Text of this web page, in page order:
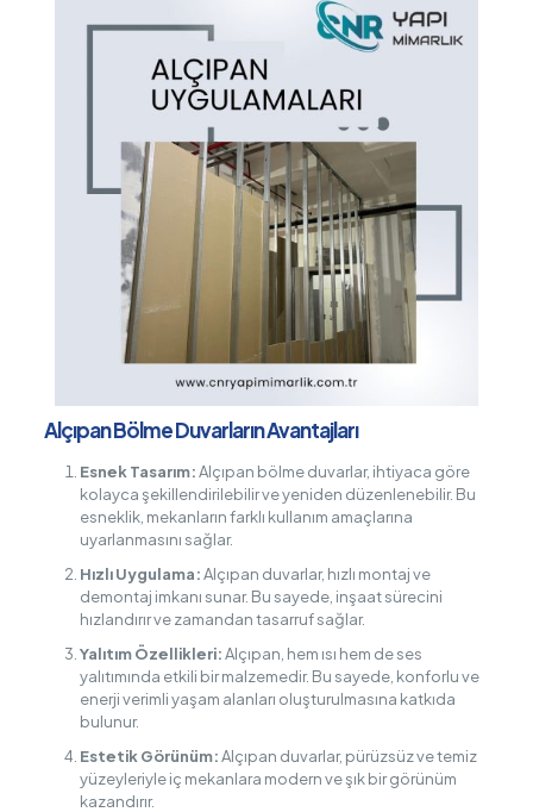
Alçıpan Bölme Duvarların Avantajları
Esnek Tasarım:Alçıpan bölme duvarlar, ihtiyaca göre
kolayca şekillendirilebilir ve yeniden düzenlenebilir. Bu
esneklik, mekanların farklı kullanım amaçlarına
uyarlanmasını sağlar.
Hızlı Uygulama:Alçıpan duvarlar, hızlı montaj ve
demontaj imkanı sunar. Bu sayede, inşaat sürecini
hızlandırır ve zamandan tasarruf sağlar.
Yalıtım Özellikleri:Alçıpan, hem ısı hem de ses
yalıtımında etkili bir malzemedir. Bu sayede, konforlu ve
enerji verimli yaşam alanları oluşturulmasına katkıda
bulunur.
Estetik Görünüm:Alçıpan duvarlar, pürüzsüz ve temiz
yüzeyleriyle iç mekanlara modern ve şık bir görünüm
kazandırır.